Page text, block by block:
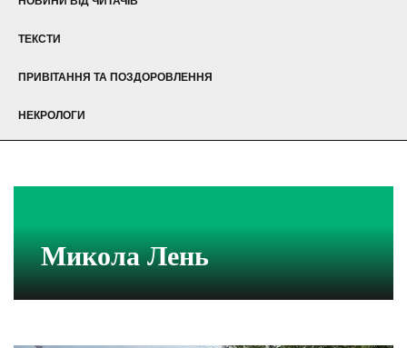
ТЕКСТИ
ПРИВІТАННЯ ТА ПОЗДОРОВЛЕННЯ
НЕКРОЛОГИ
Микола Лень